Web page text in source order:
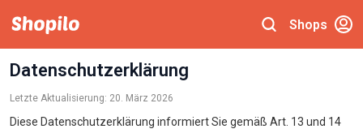
Shops
Datenschutzerklärung
Letzte Aktualisierung: 20. März 2026
Diese Datenschutzerklärung informiert Sie gemäß Art. 13 und 14